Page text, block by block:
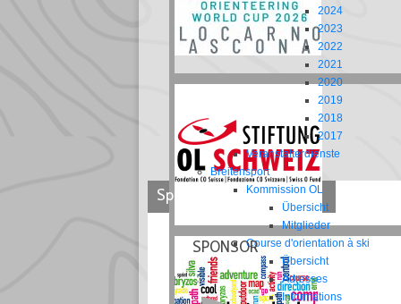
2024
2023
2022
2021
2020
2019
2018
2017
Veranstalterdienste
Breitensport
Kommission OL
Übersicht
Mitglieder
Course d'orientation à ski
Übersicht
Adresses
Informations
Sponsoren
SPONSOR